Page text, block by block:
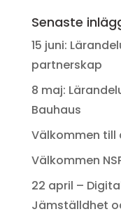
Senaste
15 juni:
partnerskap
8 maj:
Bauhaus
Välkommen till
Välkommen
22 april –
Jämställdhet